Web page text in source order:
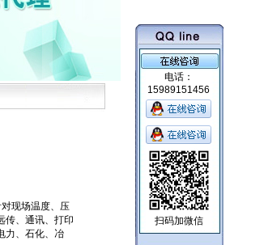
现场温度、压
传、通讯、打印
力、石化、冶
电话：
15989151456
扫码加微信